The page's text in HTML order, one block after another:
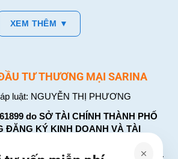
XEM THÊM ▼
TƯ THƯƠNG MẠI SARINA
luật: NGUYỄN THỊ PHƯƠNG
do SỞ TÀI CHÍNH THÀNH PHỐ
ĐĂNG KÝ KINH DOANH VÀ TÀI
cấp. Đăng ký lần đầu: ngày 26
Đăng ký thay đổi lần thứ: 4, ngày 31